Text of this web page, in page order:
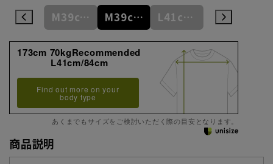
M39cm/86cm M39cm/88cm L41cm/82cm
173cm 70kgRecommended
L41cm/84cm
Find out more on your
body type
あくまでもサイズをご検討いただく際の目安となります。
商品説明